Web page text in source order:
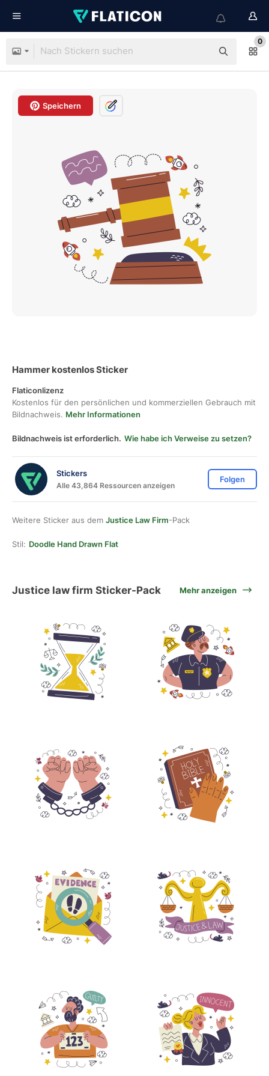
0
Speichern
Hammer kostenlos Sticker
Flaticonlizenz
Kostenlos für den persönlichen und kommerziellen Gebrauch mit
Bildnachweis. Mehr Informationen
Bildnachweis ist erforderlich. Wie habe ich Verweise zu setzen?
Stickers
Alle 43,864 Ressourcen anzeigen
Folgen
Weitere Sticker aus dem Justice Law Firm-Pack
Stil: Doodle Hand Drawn Flat
Justice law firm Sticker-Pack Mehr anzeigen